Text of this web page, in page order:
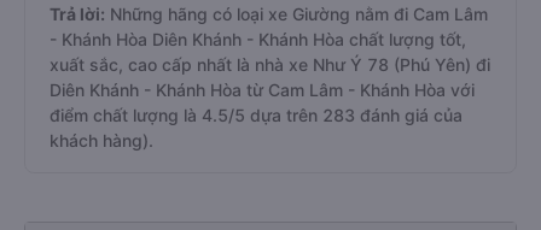
Trả lời: Những hãng có loại xe Giường nằm đi Cam Lâm
- Khánh Hòa Diên Khánh - Khánh Hòa chất lượng tốt,
xuất sắc, cao cấp nhất là nhà xe Như Ý 78 (Phú Yên) đi
Diên Khánh - Khánh Hòa từ Cam Lâm - Khánh Hòa với
điểm chất lượng là 4.5/5 dựa trên 283 đánh giá của
khách hàng).